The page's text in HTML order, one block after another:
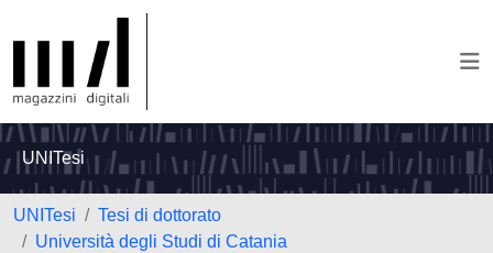
UNITesi
UNITesi
Tesi di dottorato
Università degli Studi di Catania